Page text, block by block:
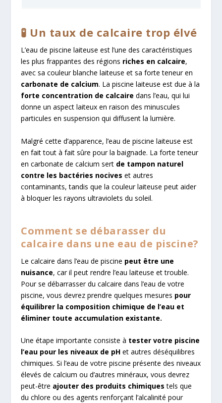
🧪 Un taux de calcaire trop élvé
L’eau de piscine laiteuse est l’une des caractéristiques
les plus frappantes des régions riches en calcaire,
avec sa couleur blanche laiteuse et sa forte teneur en
carbonate de calcium. La piscine laiteuse est due à la
forte concentration de calcaire dans l’eau, qui lui
donne un aspect laiteux en raison des minuscules
particules en suspension qui diffusent la lumière.
Malgré cette d’apparence, l’eau de piscine laiteuse est
en fait tout à fait sûre pour la baignade. La forte teneur
en carbonate de calcium sert de tampon naturel
contre les bactéries nocives et autres
contaminants, tandis que la couleur laiteuse peut aider
à bloquer les rayons ultraviolets du soleil.
Comment se débarasser du
calcaire dans une eau de piscine?
Le calcaire dans l’eau de piscine peut être une
nuisance, car il peut rendre l’eau laiteuse et trouble.
Pour se débarrasser du calcaire dans l’eau de votre
piscine, vous devrez prendre quelques mesures pour
équilibrer la composition chimique de l’eau et
éliminer toute accumulation existante.
Une étape importante consiste à tester votre piscine
l’eau pour les niveaux de pH et autres déséquilibres
chimiques. Si l’eau de votre piscine présente des niveaux
élevés de calcium ou d’autres minéraux, vous devrez
peut-être ajouter des produits chimiques tels que
du chlore ou des agents renforçant l’alcalinité pour